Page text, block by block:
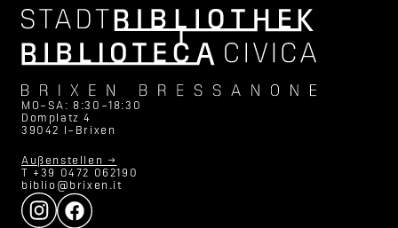
MO–SA: 8:30–18:30
Domplatz 4
39042 I–Brixen
Außenstellen →
T +39 0472 062190
biblio@brixen.it